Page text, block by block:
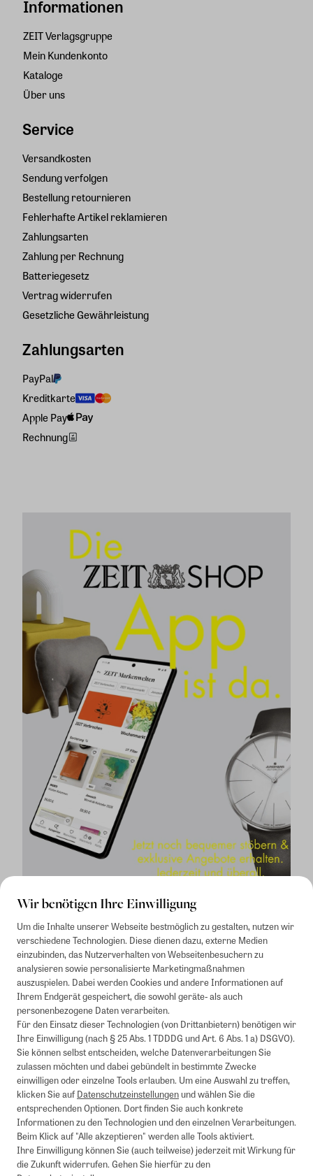
Wir benötigen Ihre Einwilligung
Um die Inhalte unserer Webseite bestmöglich zu gestalten, nutzen wir
verschiedene Technologien. Diese dienen dazu, externe Medien
einzubinden, das Nutzerverhalten von Webseitenbesuchern zu
analysieren sowie personalisierte Marketingmaßnahmen
auszuspielen. Dabei werden Cookies und andere Informationen auf
Ihrem Endgerät gespeichert, die sowohl geräte- als auch
personenbezogene Daten verarbeiten.
Für den Einsatz dieser Technologien (von Drittanbietern) benötigen wir
Ihre Einwilligung (nach § 25 Abs. 1 TDDDG und Art. 6 Abs. 1 a) DSGVO).
Sie können selbst entscheiden, welche Datenverarbeitungen Sie
zulassen möchten und dabei gebündelt in bestimmte Zwecke
einwilligen oder einzelne Tools erlauben. Um eine Auswahl zu treffen,
klicken Sie aufDatenschutzeinstellungenund wählen Sie die
entsprechenden Optionen. Dort finden Sie auch konkrete
Informationen zu den Technologien und den einzelnen Verarbeitungen.
Beim Klick auf "Alle akzeptieren" werden alle Tools aktiviert.
Ihre Einwilligung können Sie (auch teilweise) jederzeit mit Wirkung für
die Zukunft widerrufen. Gehen Sie hierfür zu den
Informationen
ZEIT Verlagsgruppe
Mein Kundenkonto
Kataloge
Über uns
Service
Versandkosten
Sendung verfolgen
Bestellung retournieren
Fehlerhafte Artikel reklamieren
Zahlungsarten
Zahlung per Rechnung
Batteriegesetz
Vertrag widerrufen
Gesetzliche Gewährleistung
Zahlungsarten
PayPal
Kreditkarte
Apple Pay
Rechnung
1Mindestbestellwert von 50€. Nicht anwendbar auf Produkte, die der
Buchpreisbindung unterliegen, ZEIT-Akademie, e-Books. Keine
Barauszahlung möglich. Nicht mit weiteren Gutscheinen/Rabatten
kombinierbar.
Briefsendungen sind vom kostenlosen Rückversand ausgeschlossen.
Weitere Informationen zu Rücksendungen finden Sie hier.
Alle Preise inkl. gesetzl. MwSt. zzgl. Versandkosten
Instagram Pinterest